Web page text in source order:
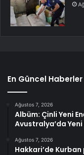
En Güncel Haberler
Ağustos 7, 2026
Albüm: Çinli Yeni
Avustralya’da
Ağustos 7, 2026
Hakkari’de